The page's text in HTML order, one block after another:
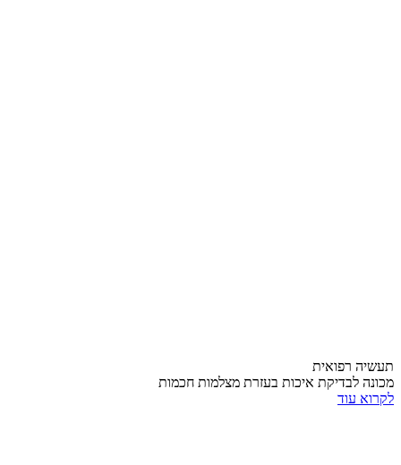
תעשיה רפואית
מכונה לבדיקת איכות בעזרת מצלמות חכמות
לקרוא עוד